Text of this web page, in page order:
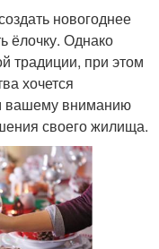
новогоднее
ёлочку. Однако
традиции, при этом
хочется
вашему вниманию
своего жилища.